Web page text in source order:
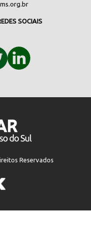
SOCIAIS
Reservados